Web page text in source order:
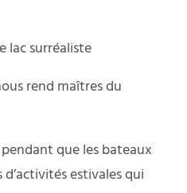
rend maîtres du
que les bateaux
d’activités estivales qui